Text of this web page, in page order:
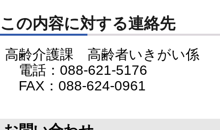
この内容に対する連絡先
高齢介護課 高齢者いきがい係
電話：088-621-5176
FAX：088-624-0961